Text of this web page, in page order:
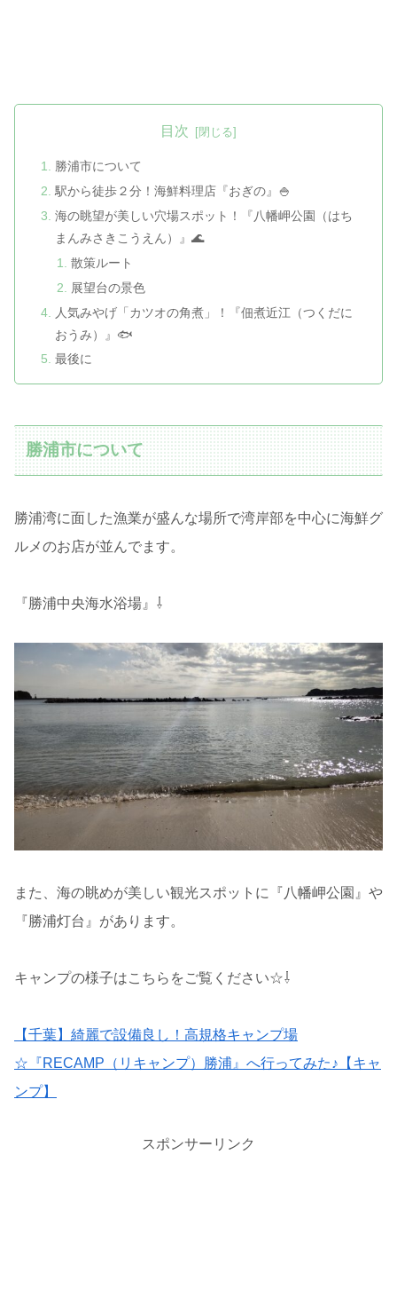
目次
勝浦市について
駅から徒歩２分！海鮮料理店『おぎの』🍚
海の眺望が美しい穴場スポット！『八幡岬公園（はち
まんみさきこうえん）』🌊
散策ルート
展望台の景色
人気みやげ「カツオの角煮」！『佃煮近江（つくだに
おうみ）』🐟
最後に
勝浦市について
勝浦湾に面した漁業が盛んな場所で湾岸部を中心に海鮮グ
ルメのお店が並んでます。
『勝浦中央海水浴場』⇩
また、海の眺めが美しい観光スポットに『八幡岬公園』や
『勝浦灯台』があります。
キャンプの様子はこちらをご覧ください☆⇩
【千葉】綺麗で設備良し！高規格キャンプ場
☆『RECAMP（リキャンプ）勝浦』へ行ってみた♪【キャ
ンプ】
スポンサーリンク